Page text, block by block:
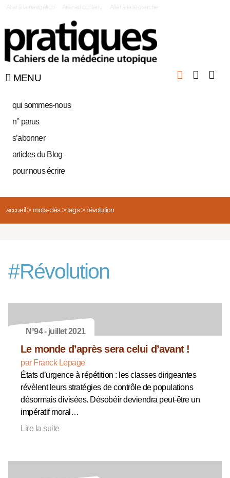
MENU
qui sommes-nous
n° parus
s’abonner
articles du Blog
pour nous écrire
accueil> mots-clés> tags> révolution
#Révolution
N°94 - juillet 2021
Le monde d’après sera celui d’avant !
par Franck Lepage
États d’urgence à répétition : les classes dirigeantes
révèlent leurs stratégies de contrôle de populations
désormais divisées. Désobéir deviendra peut-être un
impératif moral…
Lire la suite